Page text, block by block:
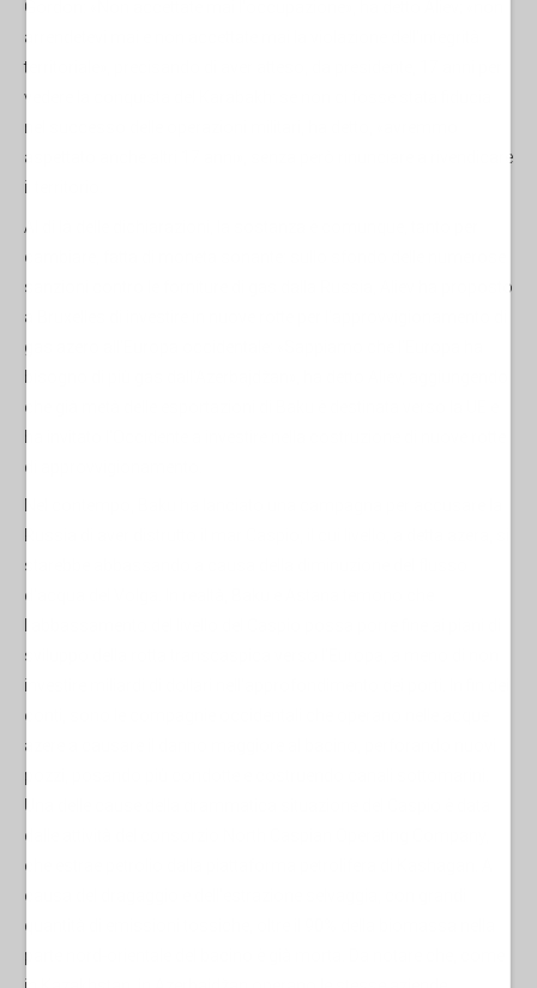
Gordon: «Non accettate mai l'occupazione», ha detto Aliev; «non
arrendetevi mai e non accettate mai la violazione dell'integrità
territoriale», precisando di aver atteso, da presidente, 17 anni per
vedere la conquista del Karabakh: se non ci fosse stata fiducia
nel successo delle operazioni militari, ha detto, «avremmo
aspettato anche altri 17 anni», senza però rinunciare a rivendicare
il territorio.
Al di là delle dichiarazioni, la sostanza è comunque, tanto per
cambiare, fatta di moneta sonante: sullo sfondo delle numerose
sanzioni contro le forniture di gas dalla Russia, Aliev ha proposto
a Bruxelles di investire in nuove rotte per l'approvvigionamento di
gas azero all'Europa occidentale: «Sappiamo che l'Europa ha
che già metà delle esportazioni di Baku è destinata verso la UE e
di approvvigionamento.
starebbe abbassando a causa della diminuzione del flusso
d'acqua del Volga. In realtà, Baku e Astana temono che
sviluppo della rotta transcaspica verso l'Europa, a meno di non
investire miliardi di dollari nell'approfondimento dei porti. In fin dei
conti, sono le compagnie occidentali che operano nelle acque
azere a causare il danno maggiore al bacino, perforando nuovi
pozzi, posando più condotte e costruendo canali sottomarini.
Una delle cause della drammatica situazione del Caspio è data
dalle attività del consorzio North Caspian Operating Company,
che estrae petrolio dalla piattaforma petrolifera di Kashagan. A
causa del dragaggio e dell'estrazione selvaggia, con grandi
quantità di emissioni tossiche, oltre il 90% della biomassa nella
parte nord-orientale del bacino è già morta. Da notare che, come